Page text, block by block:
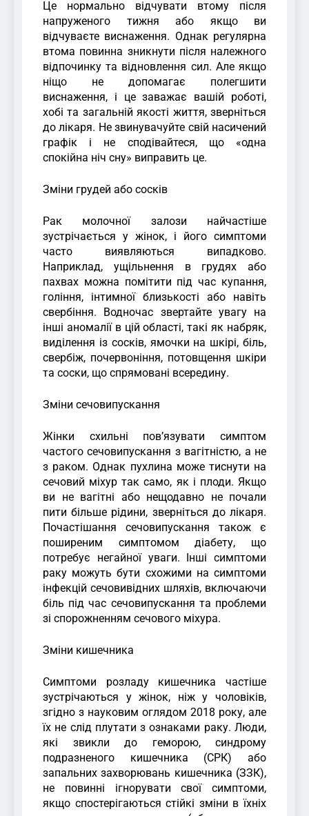
Це нормально відчувати втому після
напруженого тижня або якщо ви
відчуваєте виснаження. Однак регулярна
втома повинна зникнути після належного
відпочинку та відновлення сил. Але якщо
ніщо не допомагає полегшити
виснаження, і це заважає вашій роботі,
хобі та загальній якості життя, зверніться
до лікаря. Не звинувачуйте свій насичений
графік і не сподівайтеся, що «одна
спокійна ніч сну» виправить це.
Зміни грудей або сосків
Рак молочної залози найчастіше
зустрічається у жінок, і його симптоми
часто виявляються випадково.
Наприклад, ущільнення в грудях або
пахвах можна помітити під час купання,
гоління, інтимної близькості або навіть
свербіння. Водночас звертайте увагу на
інші аномалії в цій області, такі як набряк,
виділення із сосків, ямочки на шкірі, біль,
свербіж, почервоніння, потовщення шкіри
та соски, що спрямовані всередину.
Зміни сечовипускання
Жінки схильні пов’язувати симптом
частого сечовипускання з вагітністю, а не
з раком. Однак пухлина може тиснути на
сечовий міхур так само, як і плоди. Якщо
ви не вагітні або нещодавно не почали
пити більше рідини, зверніться до лікаря.
Почастішання сечовипускання також є
поширеним симптомом діабету, що
потребує негайної уваги. Інші симптоми
раку можуть бути схожими на симптоми
інфекцій сечовивідних шляхів, включаючи
біль під час сечовипускання та проблеми
зі спорожненням сечового міхура.
Зміни кишечника
Симптоми розладу кишечника частіше
зустрічаються у жінок, ніж у чоловіків,
згідно з науковим оглядом 2018 року, але
їх не слід плутати з ознаками раку. Люди,
які звикли до геморою, синдрому
подразненого кишечника (СРК) або
запальних захворювань кишечника (ЗЗК),
не повинні ігнорувати свої симптоми,
якщо спостерігаються стійкі зміни в їхніх